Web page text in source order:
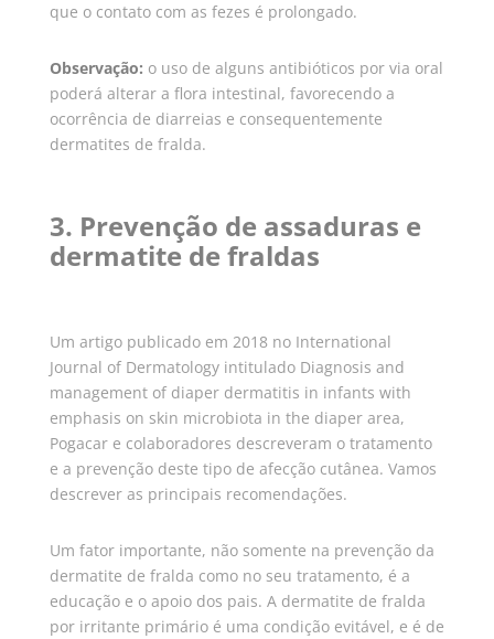
que o contato com as fezes é prolongado.
Observação: o uso de alguns antibióticos por via oral
poderá alterar a flora intestinal, favorecendo a
ocorrência de diarreias e consequentemente
dermatites de fralda.
3. Prevenção de assaduras e
dermatite de fraldas
Um artigo publicado em 2018 no International
Journal of Dermatology intitulado Diagnosis and
management of diaper dermatitis in infants with
emphasis on skin microbiota in the diaper area,
Pogacar e colaboradores descreveram o tratamento
e a prevenção deste tipo de afecção cutânea. Vamos
descrever as principais recomendações.
Um fator importante, não somente na prevenção da
dermatite de fralda como no seu tratamento, é a
educação e o apoio dos pais. A dermatite de fralda
por irritante primário é uma condição evitável, e é de